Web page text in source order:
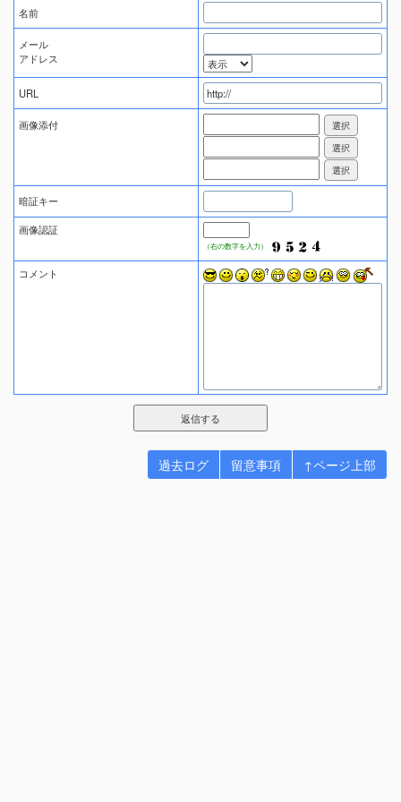
名前
メール
アドレス
URL
画像添付
暗証キー
画像認証
（右の数字を入力）
コメント
過去ログ 留意事項 ↑ページ上部